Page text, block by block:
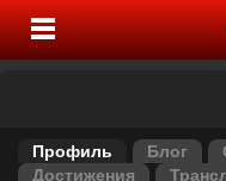
Профиль Блог
Достижения